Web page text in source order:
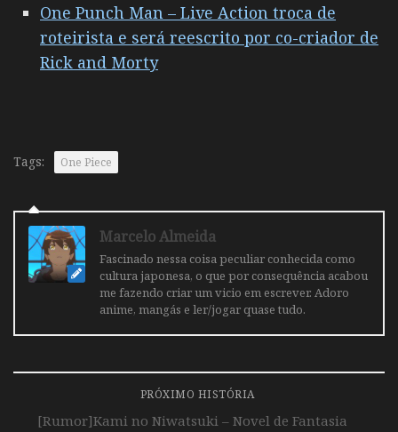
One Punch Man – Live Action troca de
roteirista e será reescrito por co-criador de
Rick and Morty
Tags: One Piece
Marcelo Almeida
Fascinado nessa coisa peculiar conhecida como
cultura japonesa, o que por consequência acabou
me fazendo criar um vicio em escrever. Adoro
anime, mangás e ler/jogar quase tudo.
PRÓXIMO HISTÓRIA
[Rumor]Kami no Niwatsuki – Novel de Fantasia